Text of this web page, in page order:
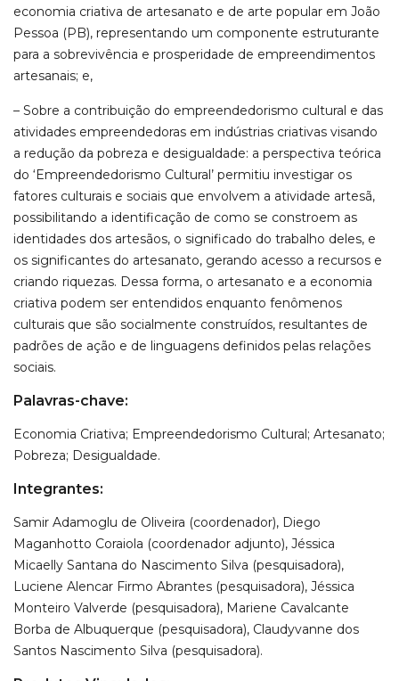
economia criativa de artesanato e de arte popular em João
Pessoa (PB), representando um componente estruturante
para a sobrevivência e prosperidade de empreendimentos
artesanais; e,
– Sobre a contribuição do empreendedorismo cultural e das
atividades empreendedoras em indústrias criativas visando
a redução da pobreza e desigualdade: a perspectiva teórica
do ‘Empreendedorismo Cultural’ permitiu investigar os
fatores culturais e sociais que envolvem a atividade artesã,
possibilitando a identificação de como se constroem as
identidades dos artesãos, o significado do trabalho deles, e
os significantes do artesanato, gerando acesso a recursos e
criando riquezas. Dessa forma, o artesanato e a economia
criativa podem ser entendidos enquanto fenômenos
culturais que são socialmente construídos, resultantes de
padrões de ação e de linguagens definidos pelas relações
sociais.
Palavras-chave:
Economia Criativa; Empreendedorismo Cultural; Artesanato;
Pobreza; Desigualdade.
Integrantes:
Samir Adamoglu de Oliveira (coordenador), Diego
Maganhotto Coraiola (coordenador adjunto), Jéssica
Micaelly Santana do Nascimento Silva (pesquisadora),
Luciene Alencar Firmo Abrantes (pesquisadora), Jéssica
Monteiro Valverde (pesquisadora), Mariene Cavalcante
Borba de Albuquerque (pesquisadora), Claudyvanne dos
Santos Nascimento Silva (pesquisadora).